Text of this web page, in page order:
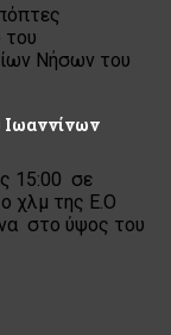
του
Νήσων του
Ιωαννίνων
15:00 σε
χλμ της Ε.Ο
στο ύψος του